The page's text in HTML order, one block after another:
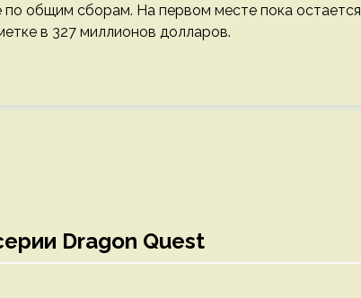
общим сборам. На первом месте пока остается
в 327 миллионов долларов.
Dragon Quest